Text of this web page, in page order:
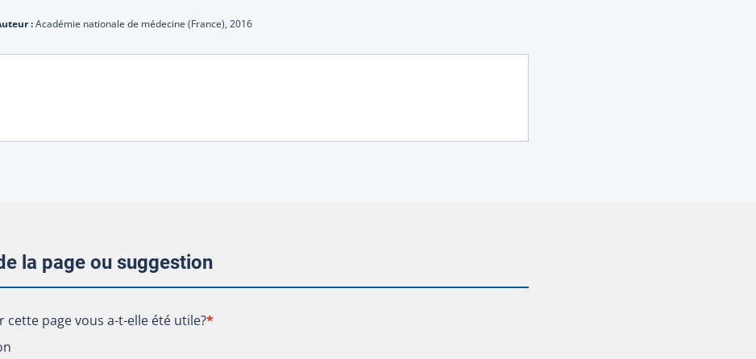
:Académie nationale de médecine (France), 2016
la page ou suggestion
cette page vous a-t-elle été utile?
cette page vous a-t-elle été utile?*